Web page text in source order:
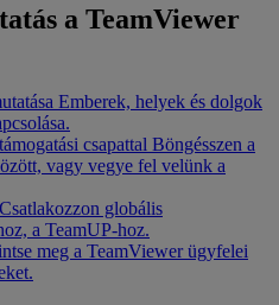
a TeamViewer
Emberek, helyek és dolgok
csapattal Böngésszen a
vagy vegye fel velünk a
Csatlakozzon globális
a TeamUP-hoz.
meg a TeamViewer ügyfelei